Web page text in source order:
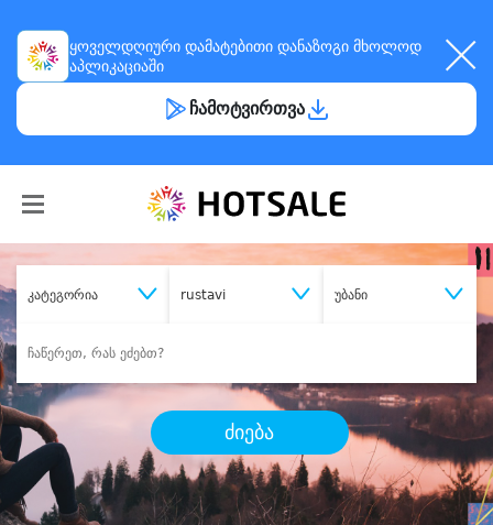
ყოველდღიური დამატებითი დანაზოგი მხოლოდ
აპლიკაციაში
ჩამოტვირთვა
კატეგორია rustavi უბანი
ძიება
შეიძინესასურველი მომსახურება
დიდი დანაზოგით